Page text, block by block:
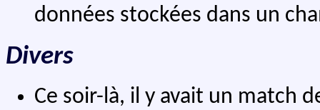
données stockées dans un
Divers
Ce soir-là, il y avait un match